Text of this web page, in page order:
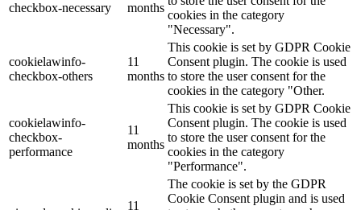
checkbox-necessary
months
cookies in the category
"Necessary".
cookielawinfo-
checkbox-others
11
months
This cookie is set by GDPR Cookie
Consent plugin. The cookie is used
to store the user consent for the
cookies in the category "Other.
cookielawinfo-
checkbox-
performance
11
months
This cookie is set by GDPR Cookie
Consent plugin. The cookie is used
to store the user consent for the
cookies in the category
"Performance".
11
The cookie is set by the GDPR
Cookie Consent plugin and is used